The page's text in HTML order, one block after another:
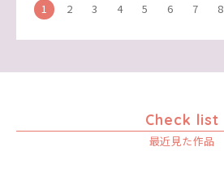
1 2 3 4 5 6 7 8
Check list
最近見た作品